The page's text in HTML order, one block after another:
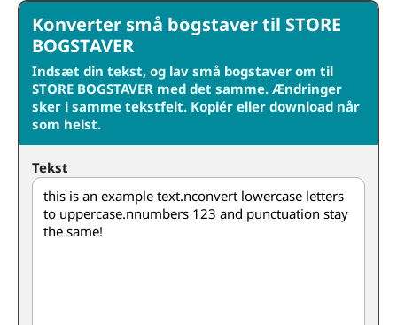
Konverter små bogstaver til STORE
BOGSTAVER
Indsæt din tekst, og lav små bogstaver om til
STORE BOGSTAVER med det samme. Ændringer
sker i samme tekstfelt. Kopiér eller download når
som helst.
Tekst